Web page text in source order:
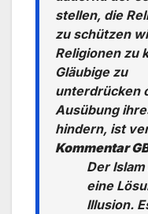
stellen, die
zu schützen
Religionen zu
Gläubige zu
unterdrücken
Ausübung
hindern, ist
Kommentar
Der
eine
Illusion.